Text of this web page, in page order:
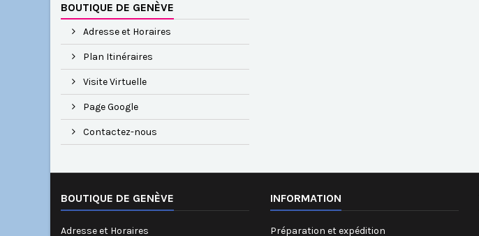
BOUTIQUE DE GENÈVE
Adresse et Horaires
Plan Itinéraires
Visite Virtuelle
Page Google
Contactez-nous
BOUTIQUE DE GENÈVE
Adresse et Horaires
INFORMATION
Préparation et expédition